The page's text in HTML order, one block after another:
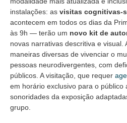
instalações: as visitas cognitivas-
acontecem em todos os dias da
às 9h — terão um novo kit de
novas narrativas descritiva e visual.
maneiras diversas de vivenciar o
pessoas neurodivergentes, com
públicos. A visitação, que requer
em horário exclusivo para o público
sonoridades da exposição
grupo.